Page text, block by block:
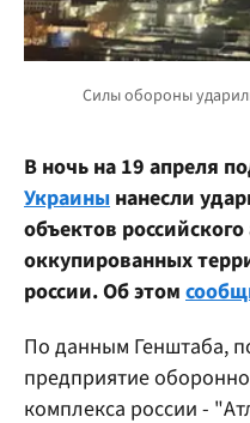
В ночь на 19 апреля
Украины нанесли
объектов
оккупированных
россии. Об этом
По данным Генштаба,
предприятие
комплекса россии -